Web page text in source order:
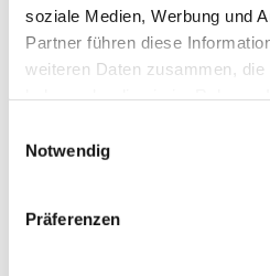
soziale Medien, Werbung und
Partner führen diese
weiteren Daten zusammen,
Notwendig
Präferenzen